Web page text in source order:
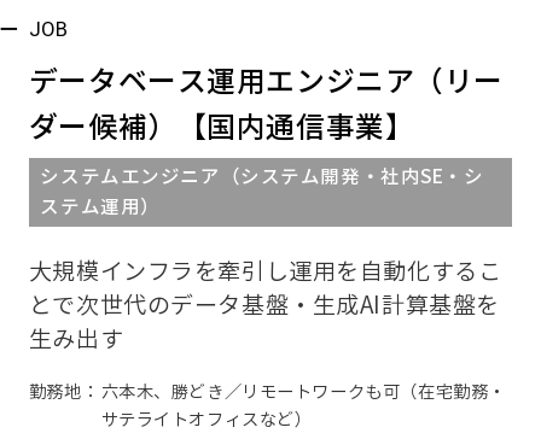
JOB
データベース運用エンジニア（リー
ダー候補）【国内通信事業】
システムエンジニア（システム開発・社内SE・シ
ステム運用）
大規模インフラを牽引し運用を自動化するこ
とで次世代のデータ基盤・生成AI計算基盤を
生み出す
勤務地： 六本木、勝どき／リモートワークも可（在宅勤務・
サテライトオフィスなど）